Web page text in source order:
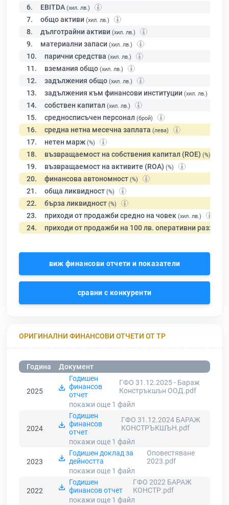
6. EBITDA (хил. лв.)
7. общо активи (хил. лв.)
8. дълготрайни активи (хил. лв.)
9. материални запаси (хил. лв.)
10. парични средства (хил. лв.)
11. вземания общо (хил. лв.)
12. задължения общо (хил. лв.)
13. задължения към финансови институции (хил. лв.)
14. собствен капитал (хил. лв.)
15. средносписъчен персонал (брой)
16. средна нетна месечна заплата (лева)
17. нетен марж (%)
18. възвращаемост на собствения капитал (ROE) (%)
19. възвращаемост на активите (ROA) (%)
20. финансова автономност (%)
21. обща ликвидност (%)
22. бърза ликвидност (%)
23. приходи от продажби средно на човек (хил. лв.)
24. приходи от продажби на 100 лв. оперативни разходи
виж финансови отчети и показатели
сравни с конкуренти
ОРИГИНАЛНИ ФИНАНСОВИ ОТЧЕТИ ОТ ТР
Година Документ
2025
Годишен
финансов
отчет
ГФО 31.12.2025 - Бараж
Констръкшън ООД.pdf
покажи още 1 файл
2024
Годишен
финансов
отчет
ГФО 31.12.2024 БАРАЖ
КОНСТРЪКШЪН.pdf
покажи още 1 файл
2023
Годишен доклад за
дейността
Оповестяване
2023.pdf
покажи още 1 файл
2022
Годишен
финансов отчет
ГФО 2022 БАРАЖ
КОНСТР.pdf
покажи още 1 файл